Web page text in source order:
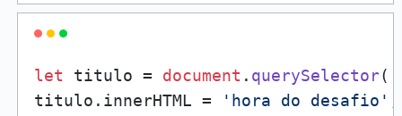
let titulo = document . querySelector(
titulo. innerHTML = 'hora do desafio'